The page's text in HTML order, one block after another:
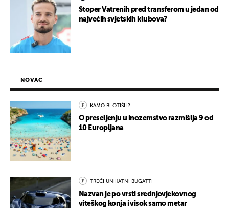
Stoper Vatrenih pred transferom u jedan od
najvećih svjetskih klubova?
NOVAC
KAMO BI OTIŠLI?
O preseljenju u inozemstvo razmišlja 9 od
10 Europljana
TREĆI UNIKATNI BUGATTI
Nazvan je po vrsti srednjovjekovnog
viteškog konja i visok samo metar